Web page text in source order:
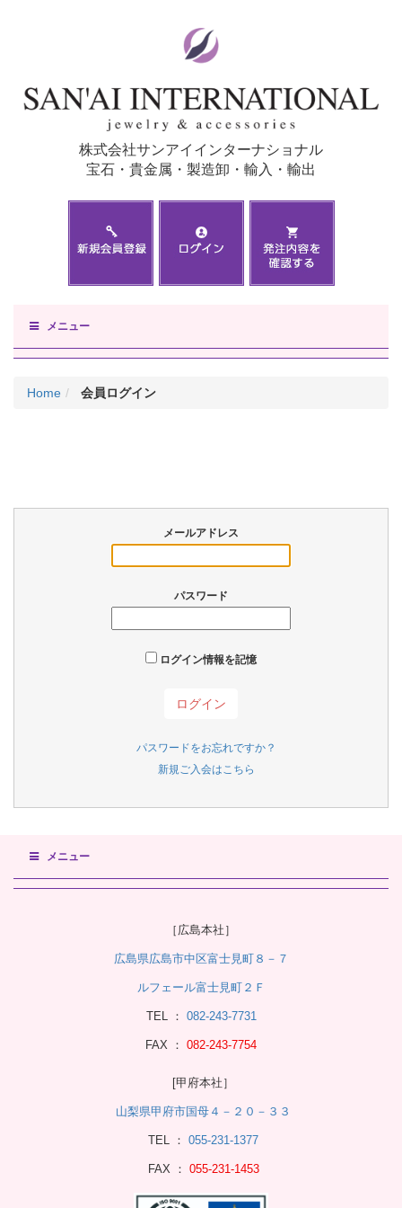
株式会社サンアイインターナショナル
宝石・貴金属・製造卸・輸入・輸出
メニュー
Home 会員ログイン
メールアドレス
パスワード
ログイン情報を記憶
パスワードをお忘れですか？
新規ご入会はこちら
メニュー
［広島本社］
広島県広島市中区富士見町８－７
ルフェール富士見町２Ｆ
TEL ： 082-243-7731
FAX ： 082-243-7754
[甲府本社］
山梨県甲府市国母４－２０－３３
TEL ： 055-231-1377
FAX ： 055-231-1453